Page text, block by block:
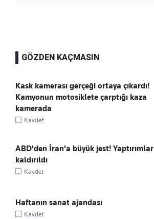
GÖZDEN KAÇMASIN
Kask kamerası gerçeği ortaya çıkardı!
Kamyonun motosiklete çarptığı kaza
kamerada
Kaydet
ABD'den İran'a büyük jest! Yaptırımlar
kaldırıldı
Kaydet
Haftanın sanat ajandası
Kaydet